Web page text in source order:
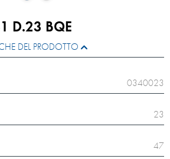
D.23 BQE
DEL PRODOTTO
0340023
23
47